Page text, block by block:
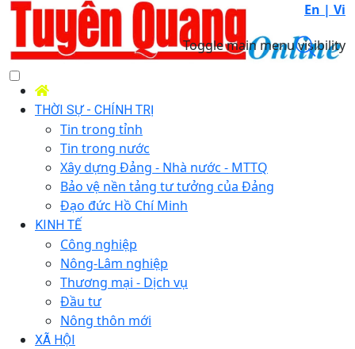
En | Vi
Toggle main menu visibility
THỜI SỰ - CHÍNH TRỊ
Tin trong tỉnh
Tin trong nước
Xây dựng Đảng - Nhà nước - MTTQ
Bảo vệ nền tảng tư tưởng của Đảng
Đạo đức Hồ Chí Minh
KINH TẾ
Công nghiệp
Nông-Lâm nghiệp
Thương mại - Dịch vụ
Đầu tư
Nông thôn mới
XÃ HỘI